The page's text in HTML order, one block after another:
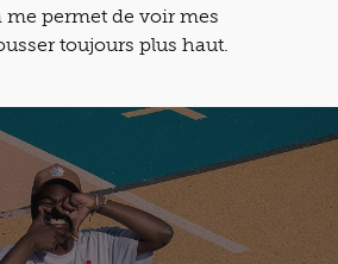
me permet de voir mes
toujours plus haut.